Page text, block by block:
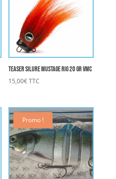
Teaser Silure Mustage rig 20 gr VMC
15,00€TTC
Promo !